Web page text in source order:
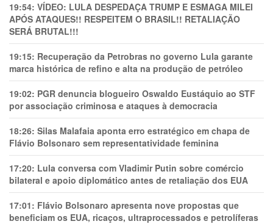
19:54: VÍDEO: LULA DESPEDAÇA TRUMP E ESMAGA MILEI
APÓS ATAQUES!! RESPEITEM O BRASIL!! RETALIAÇÃO
SERÁ BRUTAL!!!
19:15: Recuperação da Petrobras no governo Lula garante
marca histórica de refino e alta na produção de petróleo
19:02: PGR denuncia blogueiro Oswaldo Eustáquio ao STF
por associação criminosa e ataques à democracia
18:26: Silas Malafaia aponta erro estratégico em chapa de
Flávio Bolsonaro sem representatividade feminina
17:20: Lula conversa com Vladimir Putin sobre comércio
bilateral e apoio diplomático antes de retaliação dos EUA
17:01: Flávio Bolsonaro apresenta nove propostas que
beneficiam os EUA, ricaços, ultraprocessados e petrolíferas